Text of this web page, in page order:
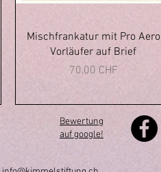
Vista rapida
Mischfrankatur mit Pro Aero
Vorläufer auf Brief
Prezzo
70,00 CHF
Bewertung
auf google!